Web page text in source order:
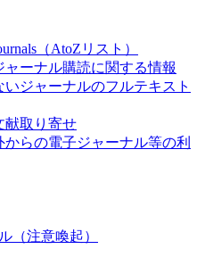
（AtoZリスト）
ャーナル購読に関する情報
いジャーナルのフルテキスト
献取り寄せ
からの電子ジャーナル等の利
（注意喚起）